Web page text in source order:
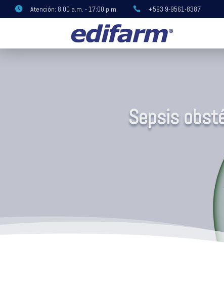
 Atención: 8:00 a.m. - 17:00 p.m.  +593 9-9561-8387
Sepsis